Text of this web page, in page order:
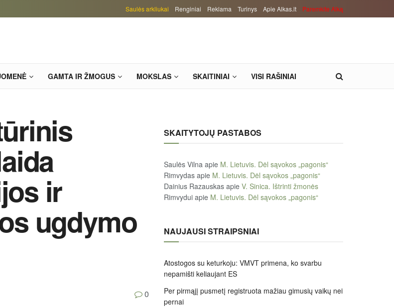
Saulės arkliukai Renginiai Reklama Turinys Apie Alkas.lt Paremkite Alką
GAMTA IR ŽMOGUS MOKSLAS SKAITINIAI VISI RAŠINIAI
ir
ugdymo
0
SKAITYTOJŲ PASTABOS
Saulės Vilna apie M. Lietuvis. Dėl sąvokos „pagonis“
Rimvydas apie M. Lietuvis. Dėl sąvokos „pagonis“
Dainius Razauskas apie V. Sinica. Ištrinti žmonės
Rimvydui apie M. Lietuvis. Dėl sąvokos „pagonis“
NAUJAUSI STRAIPSNIAI
Atostogos su keturkoju: VMVT primena, ko svarbu
nepamišti keliaujant ES
Per pirmąjį pusmetį registruota mažiau gimusių vaikų nei
pernai